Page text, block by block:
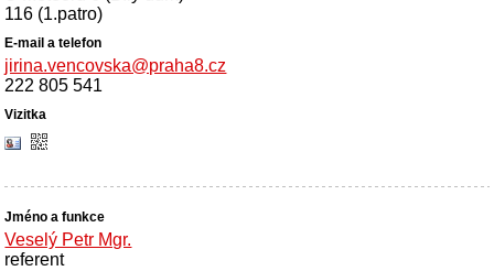
116 (1.patro)
jirina.vencovska@praha8.cz
222 805 541
Veselý Petr Mgr.
referent